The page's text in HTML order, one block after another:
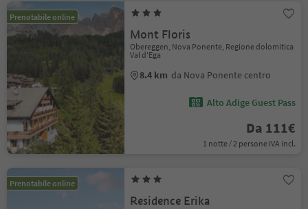
Prenotabile online
Mont Floris
Obereggen, Nova Ponente, Regione dolomitica
Val d'Ega
8.4 km da Nova Ponente centro
Alto Adige Guest Pass
Da 111€
1 notte / 2 persone IVA incl.
Prenotabile online
Residence Erika